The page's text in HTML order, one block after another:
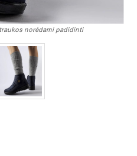
norėdami padidinti